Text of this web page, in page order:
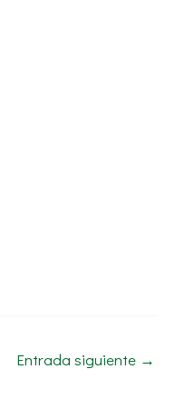
Entrada siguiente →